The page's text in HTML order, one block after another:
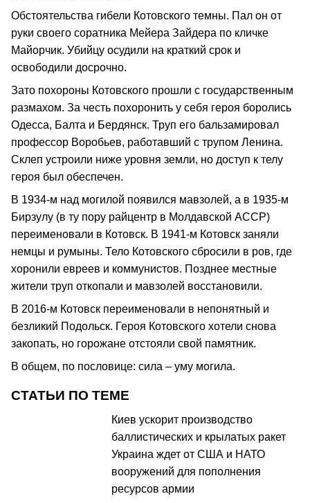
Обстоятельства гибели Котовского темны. Пал он от
руки своего соратника Мейера Зайдера по кличке
Майорчик. Убийцу осудили на краткий срок и
освободили досрочно.
Зато похороны Котовского прошли с государственным
размахом. За честь похоронить у себя героя боролись
Одесса, Балта и Бердянск. Труп его бальзамировал
профессор Воробьев, работавший с трупом Ленина.
Склеп устроили ниже уровня земли, но доступ к телу
героя был обеспечен.
В 1934-м над могилой появился мавзолей, а в 1935-м
Бирзулу (в ту пору райцентр в Молдавской АССР)
переименовали в Котовск. В 1941-м Котовск заняли
немцы и румыны. Тело Котовского сбросили в ров, где
хоронили евреев и коммунистов. Позднее местные
жители труп откопали и мавзолей восстановили.
В 2016-м Котовск переименовали в непонятный и
безликий Подольск. Героя Котовского хотели снова
закопать, но горожане отстояли свой памятник.
В общем, по пословице: сила – уму могила.
СТАТЬИ ПО ТЕМЕ
Киев ускорит производство
баллистических и крылатых ракет
Украина ждет от США и НАТО
вооружений для пополнения
ресурсов армии